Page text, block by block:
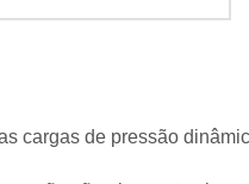
cargas de pressão